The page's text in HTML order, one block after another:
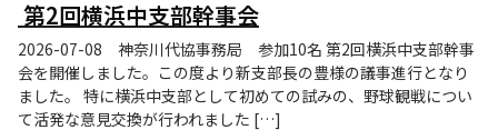
第2回横浜中支部幹事会
2026-07-08 神奈川代協事務局 参加10名 第2回横浜中支部幹事
会を開催しました。この度より新支部長の豊様の議事進行となり
ました。 特に横浜中支部として初めての試みの、野球観戦につい
て活発な意見交換が行われました […]